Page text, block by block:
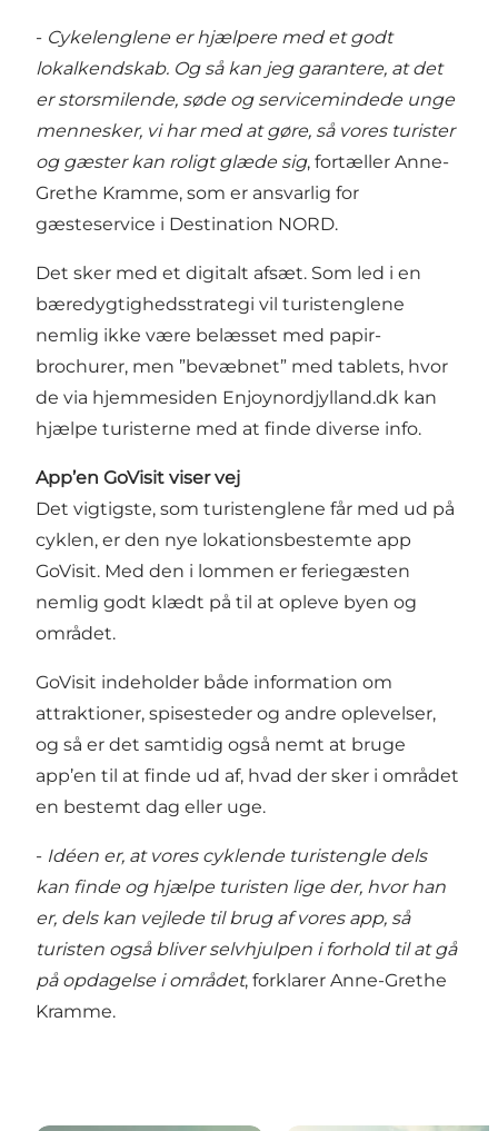
- Cykelenglene er hjælpere med et godt
lokalkendskab. Og så kan jeg garantere, at det
er storsmilende, søde og servicemindede unge
mennesker, vi har med at gøre, så vores turister
og gæster kan roligt glæde sig, fortæller Anne-
Grethe Kramme, som er ansvarlig for
gæsteservice i Destination NORD.
Det sker med et digitalt afsæt. Som led i en
bæredygtighedsstrategi vil turistenglene
nemlig ikke være belæsset med papir-
brochurer, men ”bevæbnet” med tablets, hvor
de via hjemmesiden Enjoynordjylland.dk kan
hjælpe turisterne med at finde diverse info.
App’en GoVisit viser vej
Det vigtigste, som turistenglene får med ud på
cyklen, er den nye lokationsbestemte app
GoVisit. Med den i lommen er feriegæsten
nemlig godt klædt på til at opleve byen og
området.
GoVisit indeholder både information om
attraktioner, spisesteder og andre oplevelser,
og så er det samtidig også nemt at bruge
app’en til at finde ud af, hvad der sker i området
en bestemt dag eller uge.
- Idéen er, at vores cyklende turistengle dels
kan finde og hjælpe turisten lige der, hvor han
er, dels kan vejlede til brug af vores app, så
turisten også bliver selvhjulpen i forhold til at gå
på opdagelse i området, forklarer Anne-Grethe
Kramme.